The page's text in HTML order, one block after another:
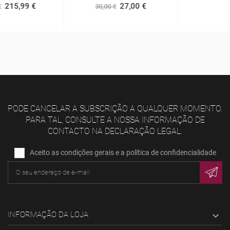
30,00 €
PODE CANCELAR A SUBSCRIÇÃO A QUALQUER MOMENTO.
PARA TAL, CONSULTE A NOSSA INFORMAÇÃO DE
CONTACTO NA DECLARAÇÃO LEGAL.
Aceito as condições gerais e a política de confidencialidade
INFORMAÇÃO DA LOJA 